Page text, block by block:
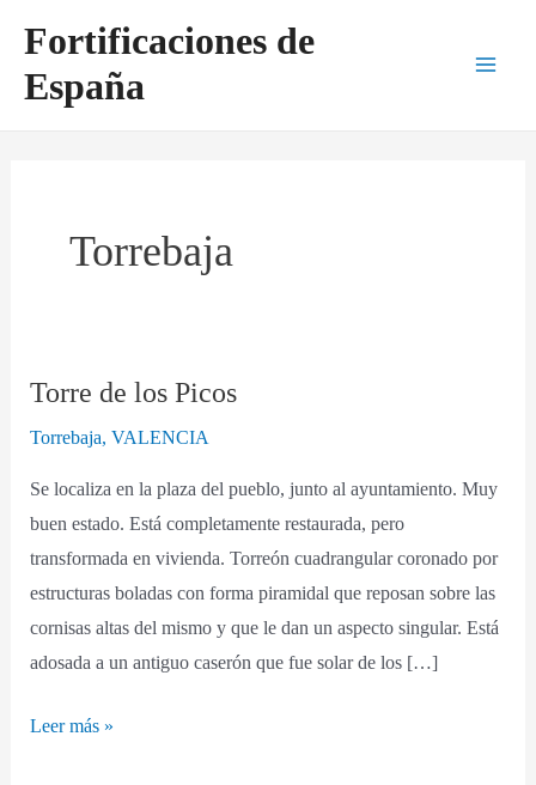
contenido
Fortificaciones de
España
Torrebaja
Torre de los Picos
Torrebaja,VALENCIA
Se localiza en la plaza del pueblo, junto al ayuntamiento. Muy
buen estado. Está completamente restaurada, pero
transformada en vivienda. Torreón cuadrangular coronado por
estructuras boladas con forma piramidal que reposan sobre las
cornisas altas del mismo y que le dan un aspecto singular. Está
adosada a un antiguo caserón que fue solar de los […]
Torre
Picos
Leer más »